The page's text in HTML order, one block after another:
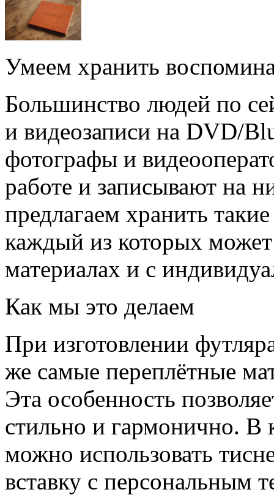
Умеем хранить
Большинство людей по
и видеозаписи на DVD/
фотографы и
работе и записывают на
предлагаем хранить
каждый из которых
материалах и с
Как мы это делаем
При изготовлении
же самые переплётные
Эта особенность
стильно и гармонично. В
можно использовать
вставку с персональным